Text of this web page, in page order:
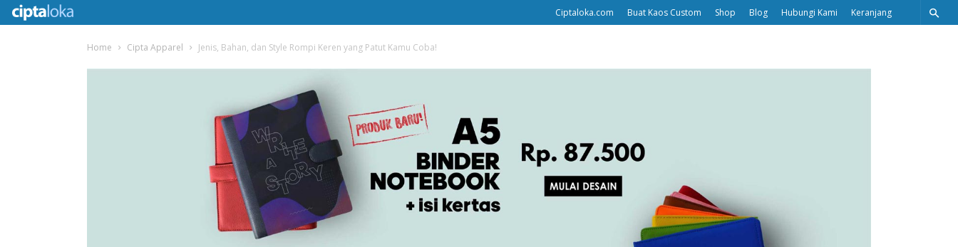
Ciptaloka.com Buat Kaos Custom Shop Blog Hubungi Kami Keranjang
Home Cipta Apparel Jenis, Bahan, dan Style Rompi Keren yang Patut Kamu Coba!